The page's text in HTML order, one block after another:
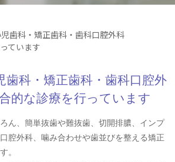
歯科・矯正歯科・歯科口腔外科
ています
歯科・矯正歯科・歯科口腔外
的な診療を行っています
ん、簡単抜歯や難抜歯、切開排膿、インプ
腔外科、噛み合わせや歯並びを整える矯正
。